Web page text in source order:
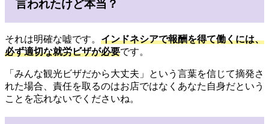
言われたけど本当？
それは明確な嘘です。 インドネシアで報酬を得て働くには、
必ず適切な就労ビザが必要です。
「みんな観光ビザだから大丈夫」という言葉を信じて摘発さ
れた場合、責任を取るのはお店ではなくあなた自身だという
ことを忘れないでくださいね。